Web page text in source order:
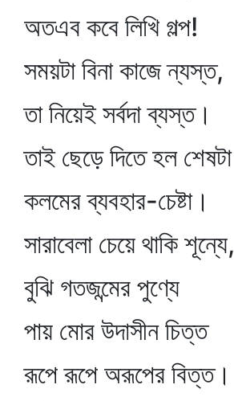
অতএব কবে লিখি গল্প!
সময়টা বিনা কাজে ন্যস্ত,
তা নিয়েই সর্বদা ব্যস্ত।
তাই ছেড়ে দিতে হল শেষটা
কলমের ব্যবহার-চেষ্টা।
সারাবেলা চেয়ে থাকি শূন্যে,
বুঝি গতজন্মের পুণ্যে
পায় মোর উদাসীন চিত্ত
রূপে রূপে অরূপের বিত্ত।